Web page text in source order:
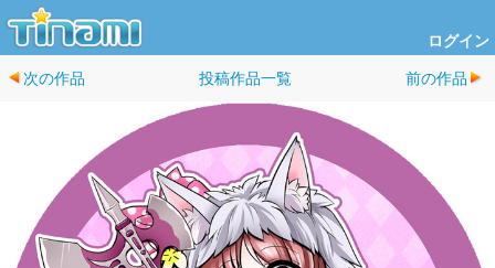
ログイン
次の作品 投稿作品一覧 前の作品